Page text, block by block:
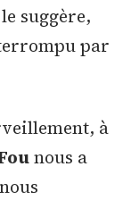
le suggère,
par
à
nous a